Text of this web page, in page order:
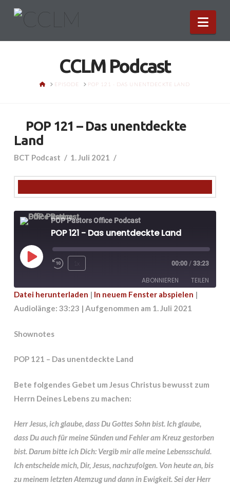
CCLM Podcast
HOMEEPISODE POP 121 - DAS UNENTDECKTE LAND
POP 121 – Das unentdeckte
Land
BCT Podcast 1. Juli 2021
POP Pastors Office Podcast
POP 121 - Das unentdeckte Land
Play
00:00 / 33:23
ABONNIEREN TEILEN
TEILEN
LINK
Datei herunterladen | In neuem Fenster abspielen |
Audiolänge: 33:23 | Aufgenommen am 1. Juli 2021
Shownotes
POP 121 – Das unentdeckte Land
Bete folgendes Gebet um Jesus Christus bewusst zum
Herrn Deines Lebens zu machen:
Herr Jesus, ich glaube, dass Du Gottes Sohn bist. Ich glaube,
dass Du auch für meine Sünden und Fehler am Kreuz gestorben
bist. Darum bitte ich Dich: Vergib mir alle meine Lebensschuld.
Ich entscheide mich, Dir, Jesus, nachzufolgen. Von heute an, bis
zu meinem letzten Atemzug und dann in Ewigkeit. Sei der Herr